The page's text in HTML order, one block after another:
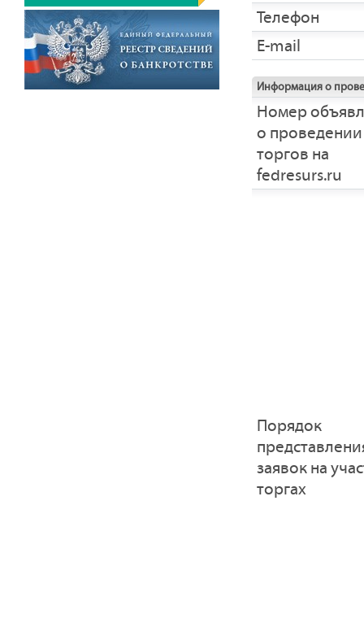
Телефон
E-mail
Информация о
Номер
о проведении
торгов на
fedresurs.ru
Порядок
заявок на
торгах